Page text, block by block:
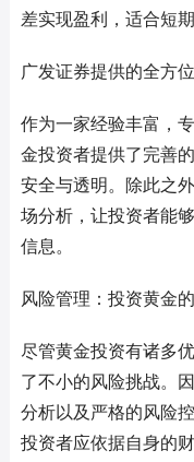
差实现盈利，适合短
广发证券提供的全方
作为一家经验丰富，
金投资者提供了完善
安全与透明。除此之
场分析，让投资者能
信息。
风险管理：投资黄金
尽管黄金投资有诸多
了不小的风险挑战。
分析以及严格的风险
投资者应依据自身的